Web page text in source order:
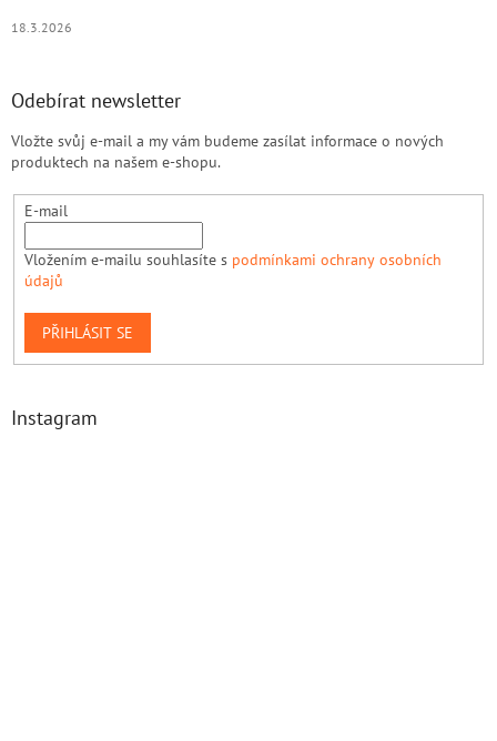
18.3.2026
Odebírat newsletter
Vložte svůj e-mail a my vám budeme zasílat informace o nových
produktech na našem e-shopu.
E-mail
Vložením e-mailu souhlasíte s podmínkami ochrany osobních
údajů
PŘIHLÁSIT SE
Instagram